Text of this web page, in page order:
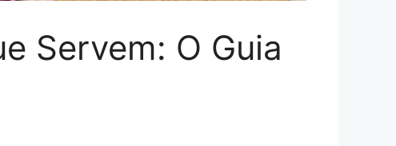
Servem: O Guia